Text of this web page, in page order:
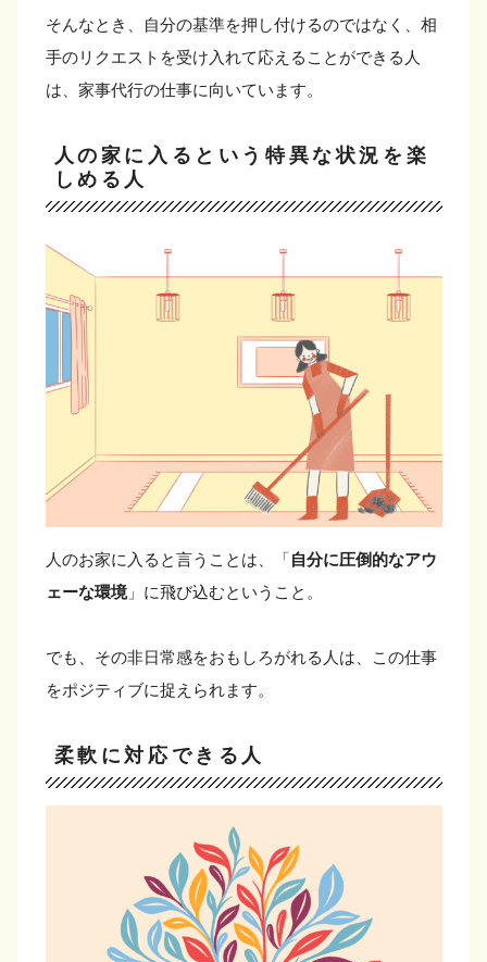
そんなとき、自分の基準を押し付けるのではなく、相
手のリクエストを受け入れて応えることができる人
は、家事代行の仕事に向いています。
人の家に入るという特異な状況を楽
しめる人
人のお家に入ると言うことは、「自分に圧倒的なアウ
ェーな環境」に飛び込むということ。
でも、その非日常感をおもしろがれる人は、この仕事
をポジティブに捉えられます。
柔軟に対応できる人